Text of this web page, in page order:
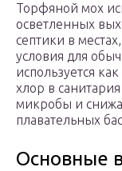
Торфяной мох
осветленных
септики в
условия для
используется
хлор в
микробы и
плавательных
Основные